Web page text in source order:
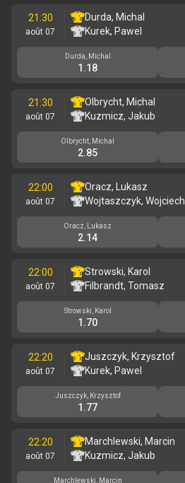
21:30
août 07
Durda, Michal
Kurek, Pawel
Durda, Michal
1.18
21:30
août 07
Olbrycht, Michal
Kuzmicz, Jakub
Olbrycht, Michal
2.85
22:00
août 07
Oracz, Lukasz
Wojtaszczyk, Wojciech
Oracz, Lukasz
2.14
22:00
août 07
Strowski, Karol
Filbrandt, Tomasz
Strowski, Karol
1.70
22:20
août 07
Juszczyk, Krzysztof
Kurek, Pawel
Juszczyk, Krzysztof
1.77
22:20
août 07
Marchlewski, Marcin
Kuzmicz, Jakub
Marchlewski, Marcin